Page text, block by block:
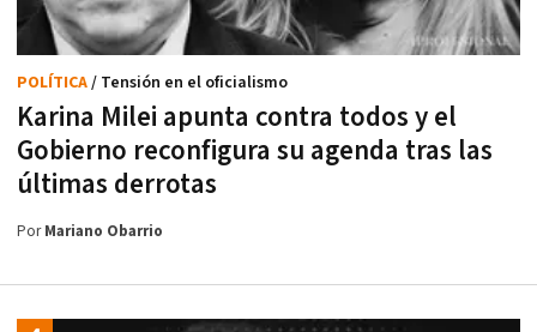
Karina Milei apunta contra todos y el
Gobierno reconfigura su agenda tras las
últimas derrotas
POLÍTICA/ Tensión en el oficialismo
PorMariano Obarrio